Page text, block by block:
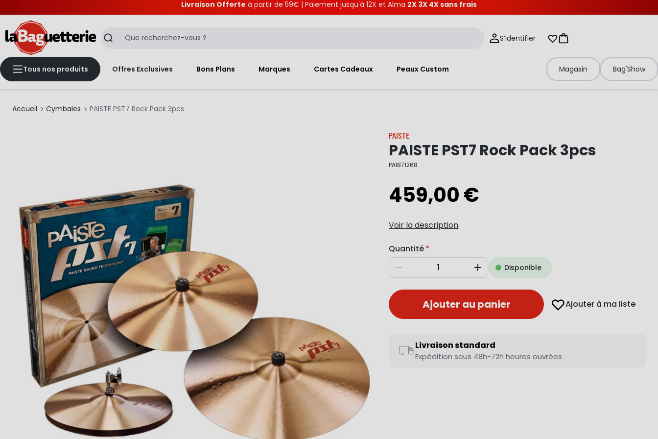
Livraison Offerte à partir de 59€ | Paiement jusqu'à 12X et Alma 2X 3X 4X sans frais
Recherche S’identifier Mes listes d'envies
Panier
Tous nos produits Offres Exclusives Bons Plans Marques Cartes Cadeaux Peaux Custom Magasin Bag'Show
Accueil Cymbales PAISTE PST7 Rock Pack 3pcs
PAISTE
PAISTE PST7 Rock Pack 3pcs
PAI871268
459,00 €
Voir la description
Quantité
Diminuer AugmenterDisponible
Ajouter au panier Ajouter à ma liste
Livraison standard
Expédition sous 48h-72h heures ouvrées